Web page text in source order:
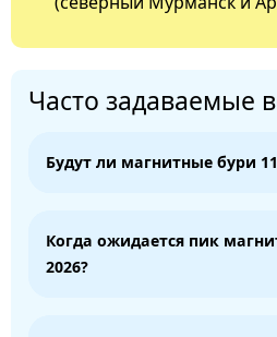
Часто задаваемые
Будут ли магнитные бури
Когда ожидается пик
2026?